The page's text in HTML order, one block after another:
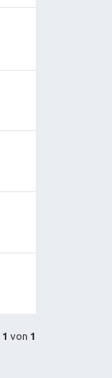
1 von 1